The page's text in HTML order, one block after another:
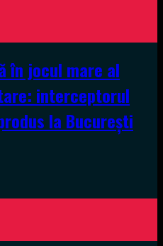
în jocul mare al
interceptorul
la București